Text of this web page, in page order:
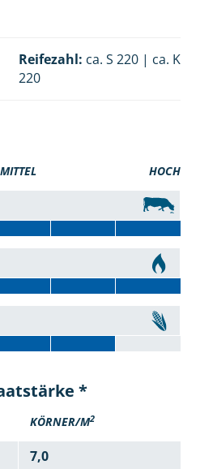
Reifezahl: ca. S 220 | ca. K
220
MITTEL HOCH
*
KÖRNER/M2
7,0